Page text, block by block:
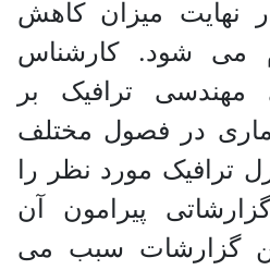
نهایت میزان کاهش
می شود. کارشناس
ترافیک بر
در فصول مختلف
ترافیک مورد نظر را
پیرامون آن
گزارشات سبب می